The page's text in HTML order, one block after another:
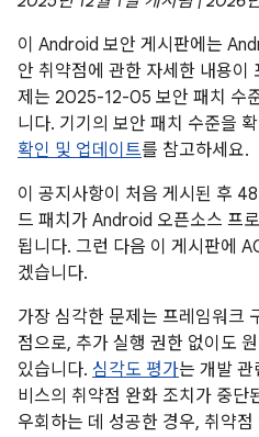
이 Android 보안 게시판에는
안 취약점에 관한 자세한 내용이
제는 2025-12-05 보안 패치 수
니다. 기기의 보안 패치 수준을
확인 및 업데이트를 참고하세요.
이 공지사항이 처음 게시된 후
드 패치가 Android 오픈소스 프
됩니다. 그런 다음 이 게시판에
겠습니다.
가장 심각한 문제는 프레임워크
점으로, 추가 실행 권한 없이도
있습니다. 심각도 평가는 개발 관
비스의 취약점 완화 조치가 중단
우회하는 데 성공한 경우, 취약